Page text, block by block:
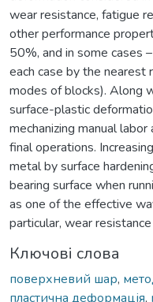
wear resistance, fatigue
other performance
50%, and in some cases
each case by the nearest
modes of blocks). Along
surface-plastic
mechanizing manual
final operations.
metal by surface
bearing surface when
as one of the effective
particular, wear
Ключові слова
поверхневий шар,
пластична деформація,